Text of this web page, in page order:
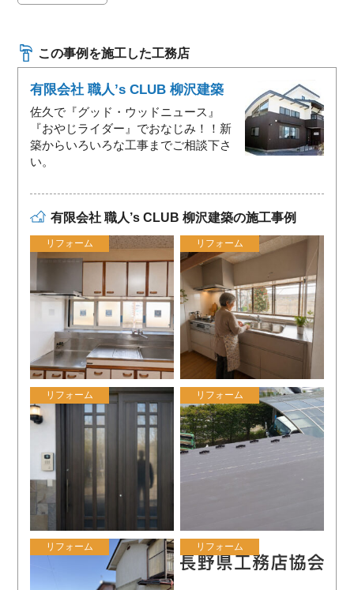
この事例を施工した工務店
有限会社 職人’s CLUB 柳沢建築
佐久で『グッド・ウッドニュース』
『おやじライダー』でおなじみ！！新
築からいろいろな工事までご相談下さ
い。
有限会社 職人’s CLUB 柳沢建築の施工事例
リフォーム リフォーム
リフォーム リフォーム
リフォーム リフォーム